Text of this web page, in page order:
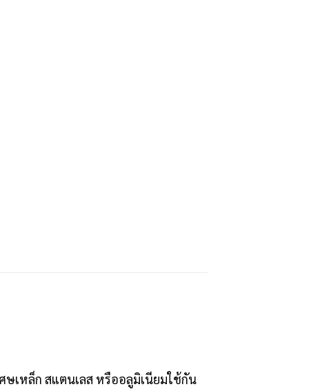
เหล็ก สแตนเลส หรืออลูมิเนียมใช้กัน